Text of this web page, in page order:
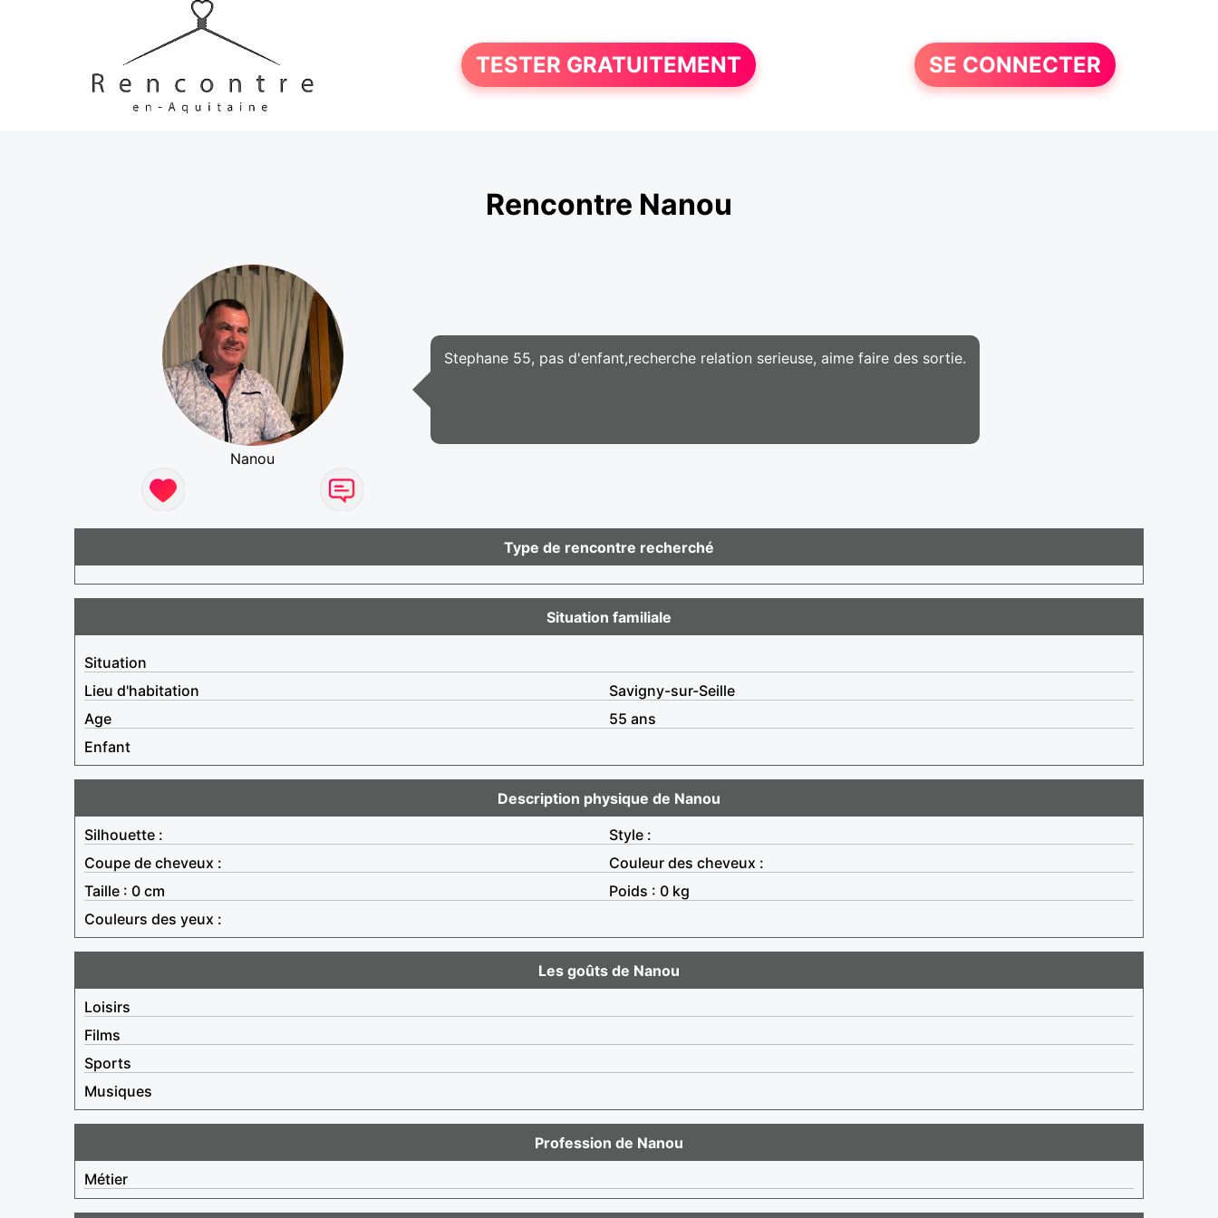
TESTER GRATUITEMENT SE CONNECTER
Rencontre Nanou
Nanou
Stephane 55, pas d'enfant,recherche relation serieuse, aime faire des sortie.
Type de rencontre recherché
Situation familiale
Situation
Lieu d'habitation
Savigny-sur-Seille
Age
55 ans
Enfant
Description physique de Nanou
Silhouette :
Style :
Coupe de cheveux :
Couleur des cheveux :
Taille : 0 cm
Poids : 0 kg
Couleurs des yeux :
Les goûts de Nanou
Loisirs
Films
Sports
Musiques
Profession de Nanou
Métier